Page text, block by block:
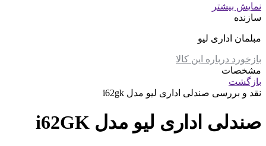
نمایش بیشتر
سازنده
مبلمان اداری لیو
بازخورد درباره این کالا
مشخصات
بازگشت
نقد و بررسی صندلی اداری لیو مدل i62gk
صندلی اداری لیو مدل i62GK